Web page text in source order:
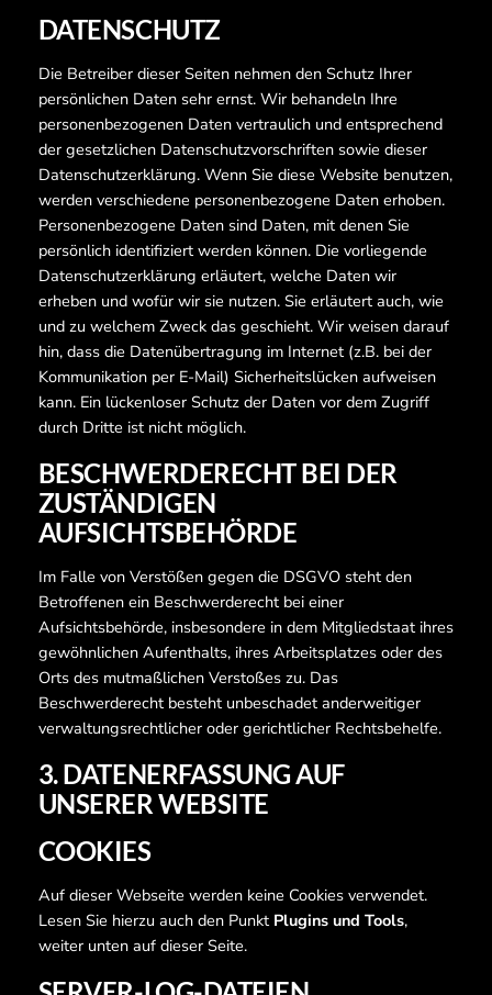
DATENSCHUTZ
Die Betreiber dieser Seiten nehmen den Schutz Ihrer
persönlichen Daten sehr ernst. Wir behandeln Ihre
personenbezogenen Daten vertraulich und entsprechend
der gesetzlichen Datenschutzvorschriften sowie dieser
Datenschutzerklärung. Wenn Sie diese Website benutzen,
werden verschiedene personenbezogene Daten erhoben.
Personenbezogene Daten sind Daten, mit denen Sie
persönlich identifiziert werden können. Die vorliegende
Datenschutzerklärung erläutert, welche Daten wir
erheben und wofür wir sie nutzen. Sie erläutert auch, wie
und zu welchem Zweck das geschieht. Wir weisen darauf
hin, dass die Datenübertragung im Internet (z.B. bei der
Kommunikation per E-Mail) Sicherheitslücken aufweisen
kann. Ein lückenloser Schutz der Daten vor dem Zugriff
durch Dritte ist nicht möglich.
BESCHWERDERECHT BEI DER
ZUSTÄNDIGEN
AUFSICHTSBEHÖRDE
Im Falle von Verstößen gegen die DSGVO steht den
Betroffenen ein Beschwerderecht bei einer
Aufsichtsbehörde, insbesondere in dem Mitgliedstaat ihres
gewöhnlichen Aufenthalts, ihres Arbeitsplatzes oder des
Orts des mutmaßlichen Verstoßes zu. Das
Beschwerderecht besteht unbeschadet anderweitiger
verwaltungsrechtlicher oder gerichtlicher Rechtsbehelfe.
3. DATENERFASSUNG AUF
UNSERER WEBSITE
COOKIES
Auf dieser Webseite werden keine Cookies verwendet.
Lesen Sie hierzu auch den Punkt Plugins und Tools,
weiter unten auf dieser Seite.